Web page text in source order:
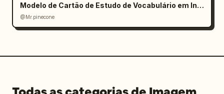
Modelo de Cartão de Estudo de Vocabulário em Inglês
@Mr.pinecone